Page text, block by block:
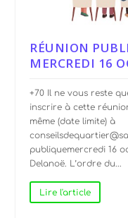
RÉUNION
MERCREDI 16
+70 Il ne vous reste
inscrire à cette
même (date limite) à
publiquemercredi 16
Delanoë. L’ordre du...
Lire l'article